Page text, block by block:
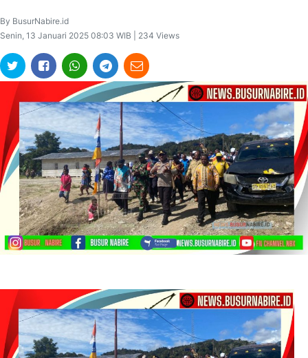
By BusurNabire.id
Senin, 13 Januari 2025 08:03 WIB | 234 Views